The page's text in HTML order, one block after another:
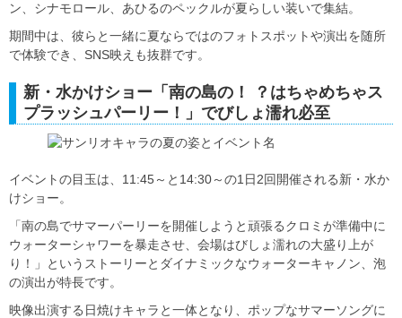
ン、シナモロール、あひるのペックルが夏らしい装いで集結。
期間中は、彼らと一緒に夏ならではのフォトスポットや演出を随所
で体験でき、SNS映えも抜群です。
新・水かけショー「南の島の！ ？はちゃめちゃス
プラッシュパーリー！」でびしょ濡れ必至
イベントの目玉は、11:45～と14:30～の1日2回開催される新・水か
けショー。
「南の島でサマーパーリーを開催しようと頑張るクロミが準備中に
ウォーターシャワーを暴走させ、会場はびしょ濡れの大盛り上が
り！」というストーリーとダイナミックなウォーターキャノン、泡
の演出が特長です。
映像出演する日焼けキャラと一体となり、ポップなサマーソングに